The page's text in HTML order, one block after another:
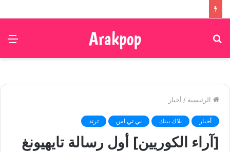
الرئيسية / أخبار
أخبار بلاك بينك بي تي اس ترند
[آراء الكوريين] أول رسالة تايهيونغ